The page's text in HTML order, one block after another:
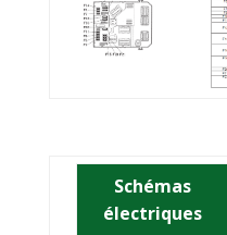
Schémas
électriques